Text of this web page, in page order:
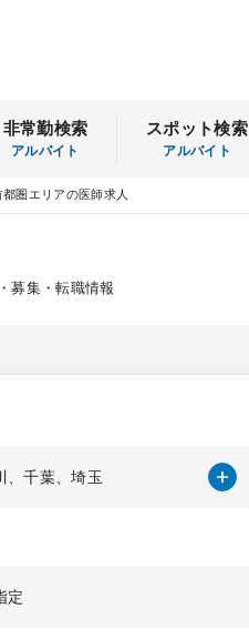
非常勤検索
アルバイト
スポット検索
アルバイト
都圏エリアの医師求人
募集・転職情報
、千葉、埼玉
定